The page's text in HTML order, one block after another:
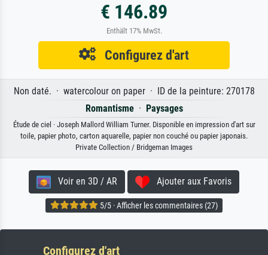
€ 146.89
Enthält 17% MwSt.
Configurez d'art
Non daté. · watercolour on paper · ID de la peinture: 270178
Romantisme· Paysages
Étude de ciel · Joseph Mallord William Turner. Disponible en impression d'art sur
toile, papier photo, carton aquarelle, papier non couché ou papier japonais.
Private Collection / Bridgeman Images
Voir en 3D / AR Ajouter aux Favoris
5/5 · Afficher les commentaires (27)
Configurez d'art